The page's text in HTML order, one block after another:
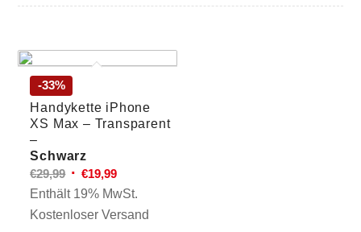
-33%
Handykette iPhone
XS Max – Transparent
–
Schwarz
€29,99 Ursprünglicher
Preis
war:
€19,99Aktueller
Preis
ist:
Enthält 19% MwSt.
Kostenloser Versand